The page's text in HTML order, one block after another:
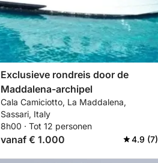
Exclusieve rondreis door de
Maddalena-archipel
Cala Camiciotto, La Maddalena,
Sassari, Italy
8h00 · Tot 12 personen
vanaf € 1.000 4.9 (7)